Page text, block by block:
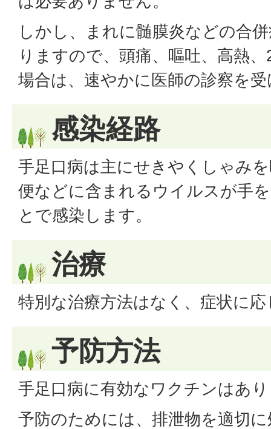
しかし、まれに髄膜炎などの合
りますので、頭痛、嘔吐、高熱
場合は、速やかに医師の診察を
感染経路
手足口病は主にせきやくしゃみ
便などに含まれるウイルスが手
とで感染します。
治療
特別な治療方法はなく、症状に
予防方法
手足口病に有効なワクチンはあ
予防のためには、排泄物を適切